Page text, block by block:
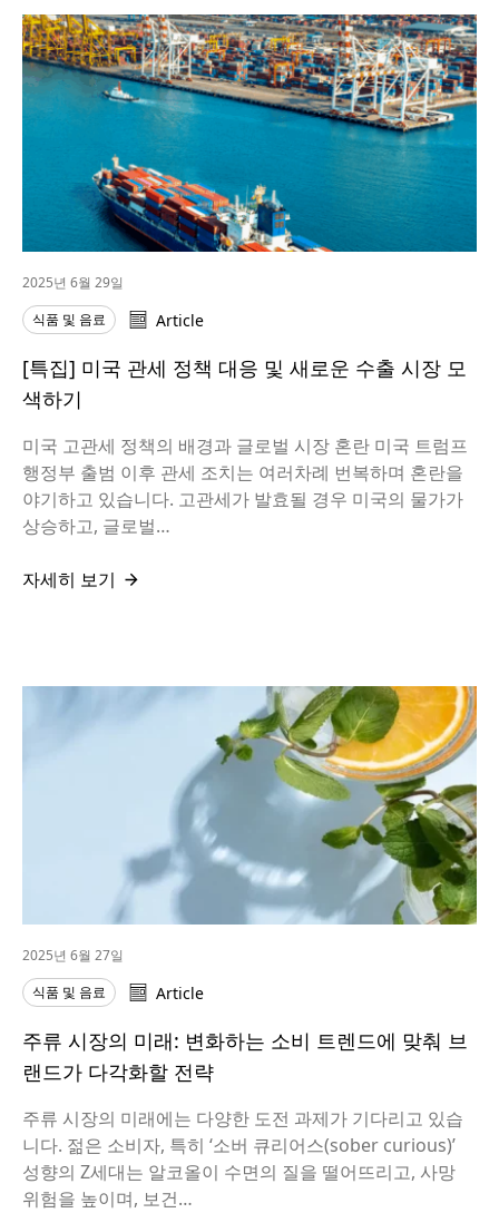
2025년 6월 29일
식품 및 음료
Article
[특집] 미국 관세 정책 대응 및 새로운 수출 시장 모
색하기
미국 고관세 정책의 배경과 글로벌 시장 혼란 미국 트럼프
행정부 출범 이후 관세 조치는 여러차례 번복하며 혼란을
야기하고 있습니다. 고관세가 발효될 경우 미국의 물가가
상승하고, 글로벌…
자세히 보기
2025년 6월 27일
식품 및 음료
Article
주류 시장의 미래: 변화하는 소비 트렌드에 맞춰 브
랜드가 다각화할 전략
주류 시장의 미래에는 다양한 도전 과제가 기다리고 있습
니다. 젊은 소비자, 특히 ‘소버 큐리어스(sober curious)’
성향의 Z세대는 알코올이 수면의 질을 떨어뜨리고, 사망
위험을 높이며, 보건…